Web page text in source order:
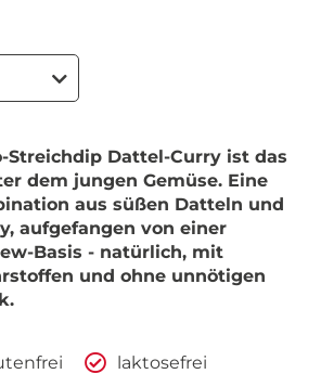
Streichdip Dattel-Curry ist das
dem jungen Gemüse. Eine
aus süßen Datteln und
aufgefangen von einer
Basis - natürlich, mit
und ohne unnötigen
laktosefrei